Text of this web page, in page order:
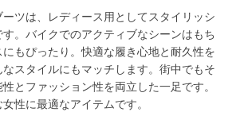
ツは、レディース用としてスタイリッシ
。バイクでのアクティブなシーンはもち
もぴったり。快適な履き心地と耐久性を
スタイルにもマッチします。街中でもそ
とファッション性を両立した一足です。
性に最適なアイテムです。